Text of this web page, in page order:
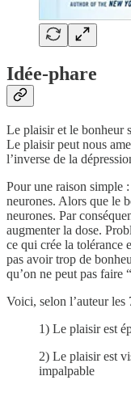
Idée-phare
Le plaisir et le bonheur
Le plaisir peut nous
l’inverse de la
Pour une raison simple
neurones. Alors que le
neurones. Par
augmenter la dose.
ce qui crée la tolérance
pas avoir trop de
qu’on ne peut pas faire
Voici, selon l’auteur les
1) Le plaisir est
2) Le plaisir est
impalpable